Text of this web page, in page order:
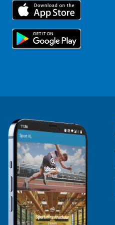
Trainers en begeleiders
Topsporters
Voor de pers